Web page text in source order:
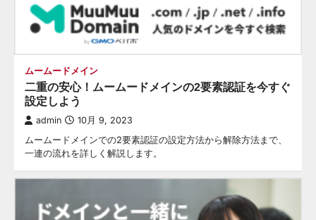
ムームードメイン
二重の安心！ムームードメインの2要素認証を今すぐ
設定しよう
admin 10月 9, 2023
ムームードメインでの2要素認証の設定方法から解除方法まで、
一連の流れを詳しく解説します。